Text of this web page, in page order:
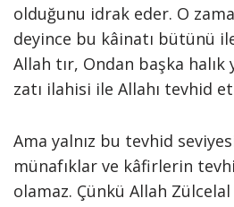
olduğunu idrak eder. O
deyince bu kâinatı bütünü
Allah tır, Ondan başka
zatı ilahisi ile Allahı tevhid
Ama yalnız bu tevhid
münafıklar ve kâfirlerin
olamaz. Çünkü Allah Zülcelal